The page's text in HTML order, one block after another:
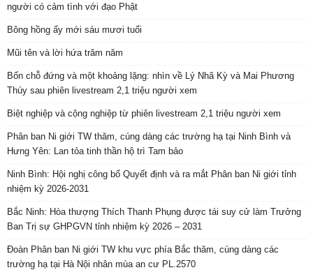
người có cảm tình với đạo Phật
Bông hồng ấy mới sáu mươi tuổi
Mũi tên và lời hứa trăm năm
Bốn chỗ đứng và một khoảng lặng: nhìn về Lý Nhã Kỳ và Mai Phương
Thúy sau phiên livestream 2,1 triệu người xem
Biệt nghiệp và cộng nghiệp từ phiên livestream 2,1 triệu người xem
Phân ban Ni giới TW thăm, cúng dàng các trường hạ tại Ninh Bình và
Hưng Yên: Lan tỏa tinh thần hộ trì Tam bảo
Ninh Bình: Hội nghị công bố Quyết định và ra mắt Phân ban Ni giới tỉnh
nhiệm kỳ 2026-2031
Bắc Ninh: Hòa thượng Thích Thanh Phụng được tái suy cử làm Trưởng
Ban Trị sự GHPGVN tỉnh nhiệm kỳ 2026 – 2031
Đoàn Phân ban Ni giới TW khu vực phía Bắc thăm, cúng dàng các
trường hạ tại Hà Nội nhân mùa an cư PL.2570